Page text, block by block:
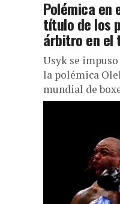
Polémica en
título de los
árbitro en el
Usyk se
la polémica
mundial de